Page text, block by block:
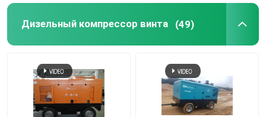
Дизельный компрессор винта (49)